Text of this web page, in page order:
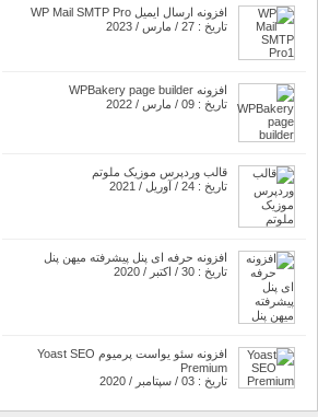
افزونه ارسال ایمیل WP Mail SMTP Pro
تاریخ : 27 / مارس / 2023
افزونه WPBakery page builder
تاریخ : 09 / مارس / 2022
قالب وردپرس موزیک ملوتم
تاریخ : 24 / آوریل / 2021
افزونه حرفه ای پنل پیشرفته میهن پنل
تاریخ : 30 / اکتبر / 2020
افزونه سئو یواست پرمیوم Yoast SEO
Premium
تاریخ : 03 / سپتامبر / 2020